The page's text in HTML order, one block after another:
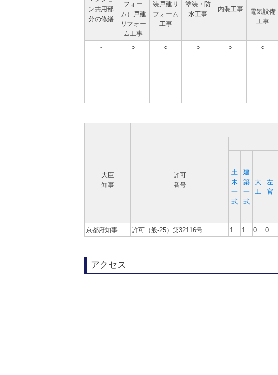
ン共用部
分の修繕
フォー
ム）戸建
リフォー
ム工事
装戸建リ
フォーム
工事
塗装・防
水工事
内装工事
電気設備
工事
- ○ ○ ○ ○ ○
大臣
知事
許可
番号
土
木
一
式
建
築
一
式
大
工
左
官
京都府知事 許可（般-25）第32116号 1 1 0 0
アクセス